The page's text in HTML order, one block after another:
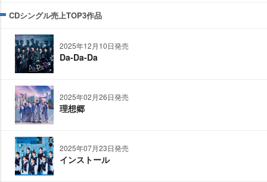
CDシングル売上TOP3作品
2025年12月10日発売
Da-Da-Da
2025年02月26日発売
理想郷
2025年07月23日発売
インストール